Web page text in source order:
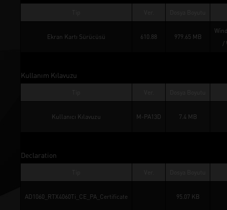
Ekran Kartı Sürücüsü 610.88 979.65 MB
/
Kullanım Kılavuzu
Kullanıcı Kılavuzu M-PA13D 7.4 MB
Declaration
AD1060_RTX4060Ti_CE_PA_Certificate 95.07 KB